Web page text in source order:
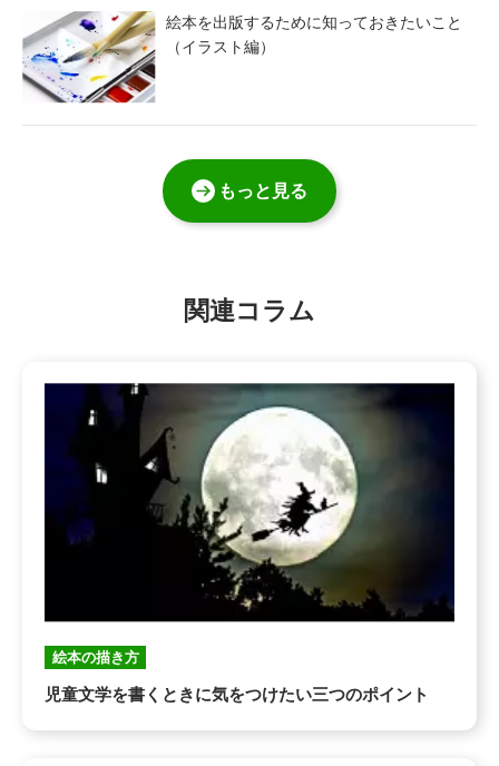
絵本を出版するために知っておきたいこと
（イラスト編）
もっと見る
関連コラム
絵本の描き方
児童文学を書くときに気をつけたい三つのポイント